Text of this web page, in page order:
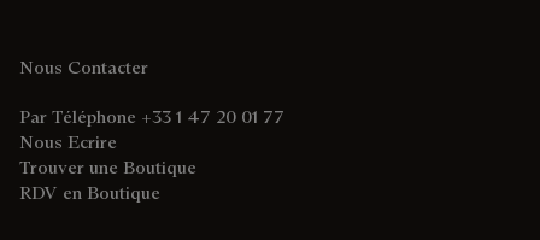
Nous Contacter
Par Téléphone +33 1 47 20 01 77
Nous Ecrire
Trouver une Boutique
RDV en Boutique